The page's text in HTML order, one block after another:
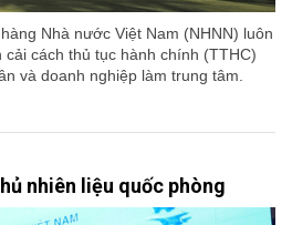
Nhà nước Việt Nam (NHNN) luôn
cách thủ tục hành chính (TTHC)
và doanh nghiệp làm trung tâm.
nhiên liệu quốc phòng